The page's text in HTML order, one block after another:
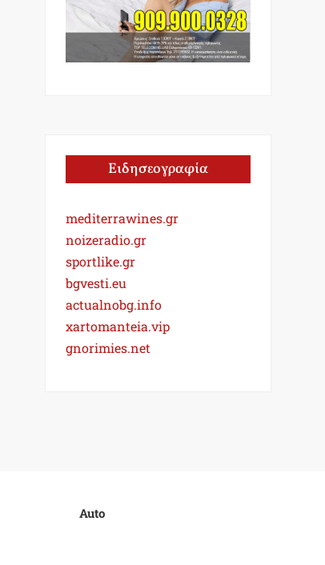
Ειδησεογραφία
mediterrawines.gr
noizeradio.gr
sportlike.gr
bgvesti.eu
actualnobg.info
xartomanteia.vip
gnorimies.net
Auto